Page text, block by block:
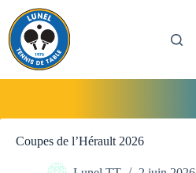
contenu
Coupes de l’Hérault 2026